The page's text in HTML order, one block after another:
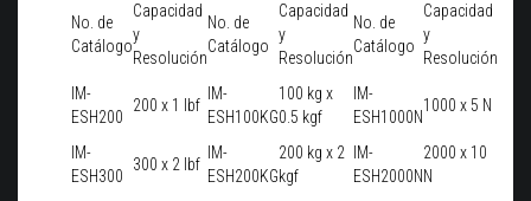
No. de
Catálogo
Capacidad
y
Resolución
No. de
Catálogo
Capacidad
y
Resolución
No. de
Catálogo
Capacidad
y
Resolución
IM-
ESH200
200 x 1 lbf
IM-
ESH100KG
100 kg x
0.5 kgf
IM-
ESH1000N
1000 x 5 N
IM-
ESH300
300 x 2 lbf
IM-
ESH200KG
200 kg x 2
kgf
IM-
ESH2000N
2000 x 10
N